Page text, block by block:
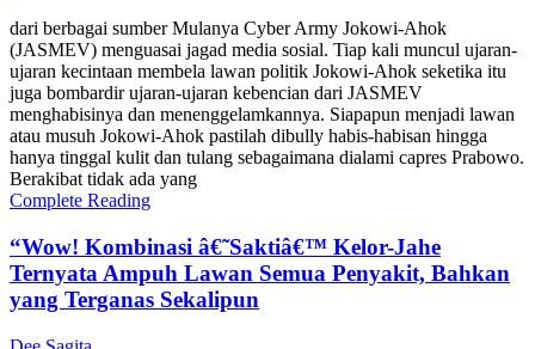
dari berbagai sumber Mulanya Cyber Army Jokowi-Ahok
(JASMEV) menguasai jagad media sosial. Tiap kali muncul ujaran-
ujaran kecintaan membela lawan politik Jokowi-Ahok seketika itu
juga bombardir ujaran-ujaran kebencian dari JASMEV
menghabisinya dan menenggelamkannya. Siapapun menjadi lawan
atau musuh Jokowi-Ahok pastilah dibully habis-habisan hingga
hanya tinggal kulit dan tulang sebagaimana dialami capres Prabowo.
Berakibat tidak ada yang
Complete Reading
“Wow! Kombinasi â€˜Saktiâ€™ Kelor-Jahe
Ternyata Ampuh Lawan Semua Penyakit, Bahkan
yang Terganas Sekalipun